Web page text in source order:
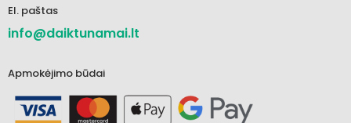
El. paštas
info@daiktunamai.lt
Apmokėjimo būdai